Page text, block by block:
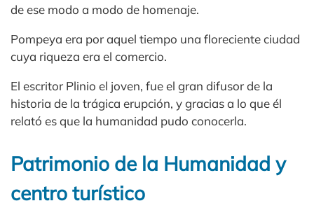
de ese modo a modo de homenaje.
Pompeya era por aquel tiempo una floreciente ciudad
cuya riqueza era el comercio.
El escritor Plinio el joven, fue el gran difusor de la
historia de la trágica erupción, y gracias a lo que él
relató es que la humanidad pudo conocerla.
Patrimonio de la Humanidad y
centro turístico